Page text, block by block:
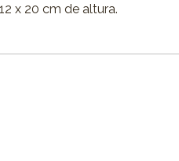
x 20 cm de altura.